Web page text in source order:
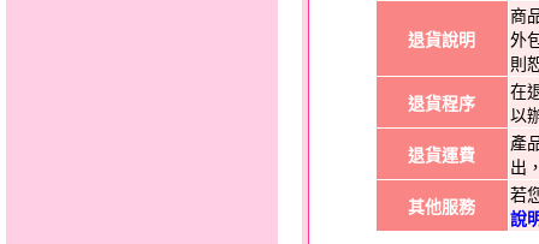
退貨說明
商
外
則
退貨程序
在
以
退貨運費
產
出
其他服務
若
說